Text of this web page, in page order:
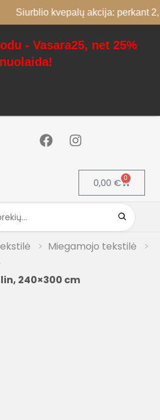
kvepalų akcija: perkant 2, 3-as
- Vasara25, net 25%
nuolaida!
0,00 € 0
Miegamojo tekstilė
240×300 cm